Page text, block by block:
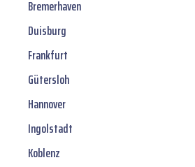
Bremerhaven
Duisburg
Frankfurt
Gütersloh
Hannover
Ingolstadt
Koblenz